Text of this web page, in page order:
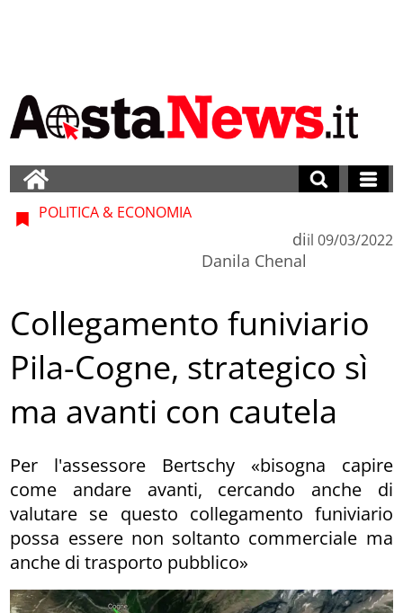
POLITICA & ECONOMIA
di
Danila Chenal
il 09/03/2022
Collegamento funiviario
Pila-Cogne, strategico sì
ma avanti con cautela
Per l'assessore Bertschy «bisogna capire
come andare avanti, cercando anche di
valutare se questo collegamento funiviario
possa essere non soltanto commerciale ma
anche di trasporto pubblico»